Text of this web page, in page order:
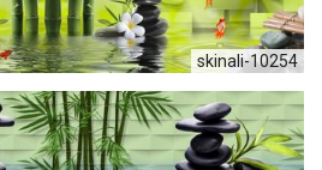
skinali-10254